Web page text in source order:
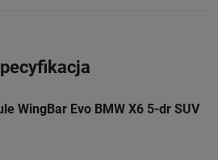
WingBar Evo BMW X6 5-dr SUV